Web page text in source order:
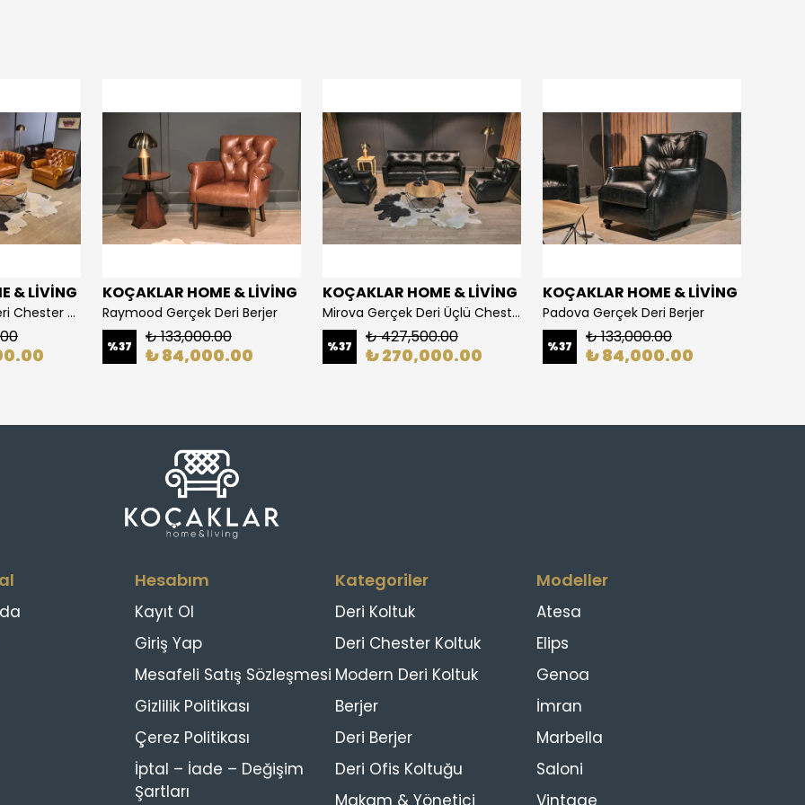
& LİVİNG
Monaco Gerçek Deri Chester Takımı
KOÇAKLAR HOME & LİVİNG
Raymood Gerçek Deri Berjer
%37 ₺ 133,000.00
₺ 84,000.00
KOÇAKLAR HOME & LİVİNG
Mirova Gerçek Deri Üçlü Chester Koltuk Takımı
%37 ₺ 427,500.00
₺ 270,000.00
KOÇAKLAR HOME & LİVİNG
Padova Gerçek Deri Berjer
%37 ₺ 133,000.00
₺ 84,000.00
Hesabım
Kayıt Ol
Giriş Yap
Mesafeli Satış Sözleşmesi
Gizlilik Politikası
Çerez Politikası
İptal – İade – Değişim
Şartları
Kategoriler
Deri Koltuk
Deri Chester Koltuk
Modern Deri Koltuk
Berjer
Deri Berjer
Deri Ofis Koltuğu
Modeller
Atesa
Elips
Genoa
İmran
Marbella
Saloni